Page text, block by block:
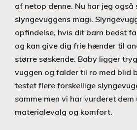
af netop denne. Nu har jeg
slyngevuggens magi.
opfindelse, hvis dit barn bedst
og kan give dig frie hænder til
større søskende. Baby ligger
vuggen og falder til ro med blid
testet flere forskellige
samme men vi har vurderet
materialevalg og komfort.